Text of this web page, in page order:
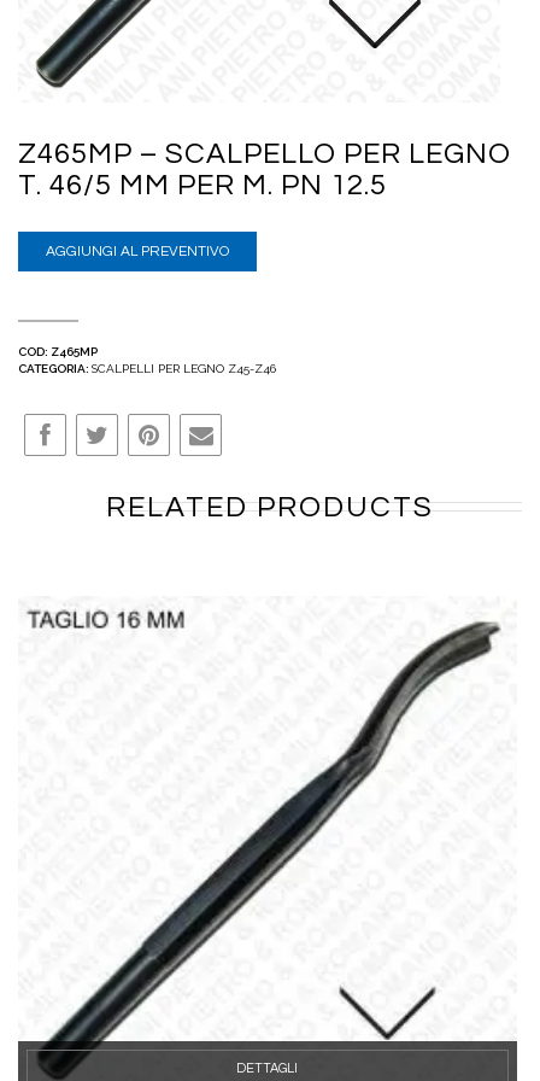
Z465MP – SCALPELLO PER LEGNO
T. 46/5 MM PER M. PN 12.5
AGGIUNGI AL PREVENTIVO
COD: Z465MP
CATEGORIA: SCALPELLI PER LEGNO Z45-Z46
RELATED PRODUCTS
DETTAGLI